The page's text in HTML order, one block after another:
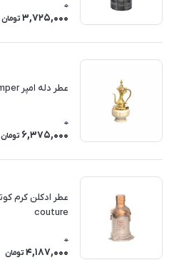
0
3,725,000 تومان
عطر دله امپر Dallah Arabica Emper
0
6,375,000 تومان
couture
0
4,187,000 تومان